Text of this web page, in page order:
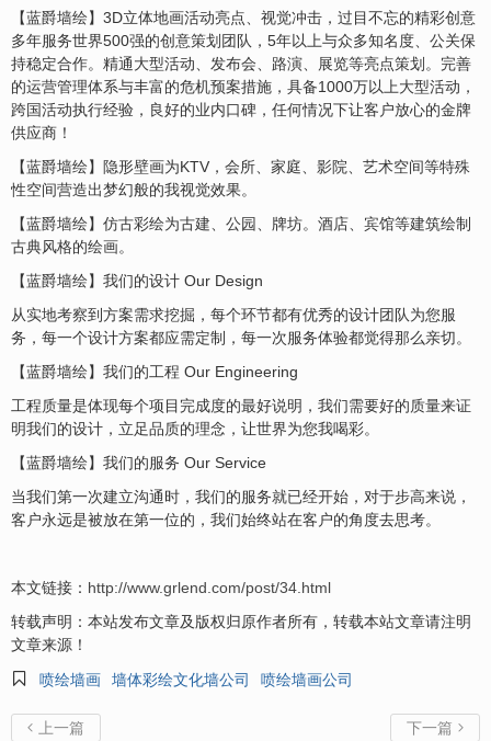
【蓝爵墙绘】3D立体地画活动亮点、视觉冲击，过目不忘的精彩创意
多年服务世界500强的创意策划团队，5年以上与众多知名度、公关保
持稳定合作。精通大型活动、发布会、路演、展览等亮点策划。完善
的运营管理体系与丰富的危机预案措施，具备1000万以上大型活动，
跨国活动执行经验，良好的业内口碑，任何情况下让客户放心的金牌
供应商！
【蓝爵墙绘】隐形壁画为KTV，会所、家庭、影院、艺术空间等特殊
性空间营造出梦幻般的我视觉效果。
【蓝爵墙绘】仿古彩绘为古建、公园、牌坊。酒店、宾馆等建筑绘制
古典风格的绘画。
【蓝爵墙绘】我们的设计 Our Design
从实地考察到方案需求挖掘，每个环节都有优秀的设计团队为您服
务，每一个设计方案都应需定制，每一次服务体验都觉得那么亲切。
【蓝爵墙绘】我们的工程 Our Engineering
工程质量是体现每个项目完成度的最好说明，我们需要好的质量来证
明我们的设计，立足品质的理念，让世界为您我喝彩。
【蓝爵墙绘】我们的服务 Our Service
当我们第一次建立沟通时，我们的服务就已经开始，对于步高来说，
客户永远是被放在第一位的，我们始终站在客户的角度去思考。
本文链接： http://www.grlend.com/post/34.html
转载声明：本站发布文章及版权归原作者所有，转载本站文章请注明
文章来源！

喷绘墙画 墙体彩绘文化墙公司 喷绘墙画公司
 上一篇 下一篇 